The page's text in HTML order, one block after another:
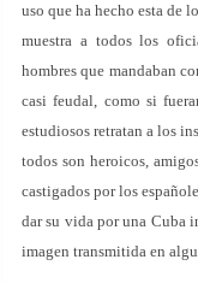
uso que ha hecho esta de
muestra a todos los
hombres que mandaban
casi feudal, como si
estudiosos retratan a los
todos son heroicos,
castigados por los
dar su vida por una Cuba
imagen transmitida en